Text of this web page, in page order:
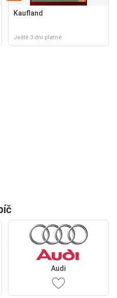
Kaufland
Ještě 3 dní platné
Audi